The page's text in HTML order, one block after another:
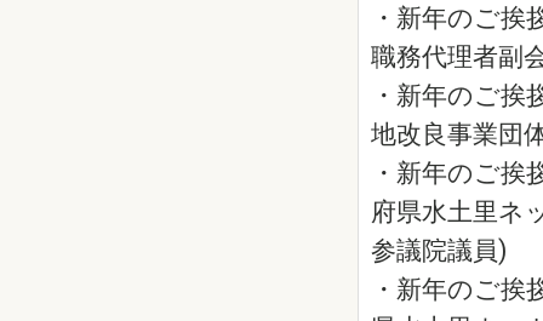
・新年のご挨
職務代理者副
・新年のご挨
地改良事業団
・新年のご挨
府県水土里ネ
参議院議員)
・新年のご挨